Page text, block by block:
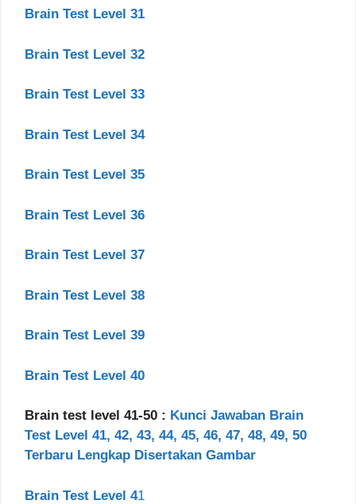
Brain Test Level 31
Brain Test Level 32
Brain Test Level 33
Brain Test Level 34
Brain Test Level 35
Brain Test Level 36
Brain Test Level 37
Brain Test Level 38
Brain Test Level 39
Brain Test Level 40
Brain test level 41-50 : Kunci Jawaban Brain
Test Level 41, 42, 43, 44, 45, 46, 47, 48, 49, 50
Terbaru Lengkap Disertakan Gambar
Brain Test Level 41